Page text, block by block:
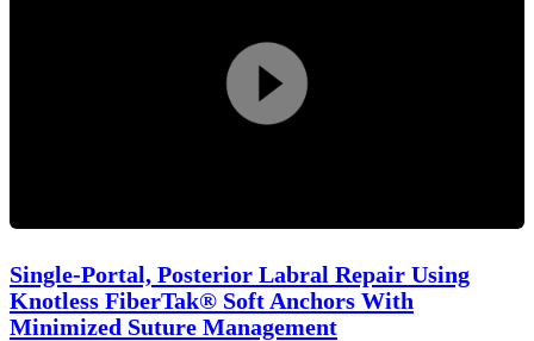
vídeo
Single-Portal, Posterior Labral Repair Using
Knotless FiberTak® Soft Anchors With
Minimized Suture Management